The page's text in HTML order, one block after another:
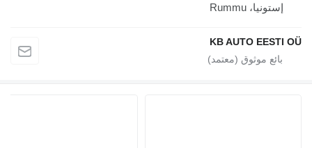
إستونيا، Rummu
KB AUTO EESTI OÜ